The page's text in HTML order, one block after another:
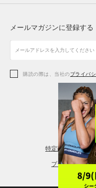
アクセサリー
アクセサリー
シューズ
アクセサリー
レギンス＆タイツ
シューズ
メールマガジンに登録する
購読の際は、当社のプライバ
特定商取引法に基
プライバシーポ